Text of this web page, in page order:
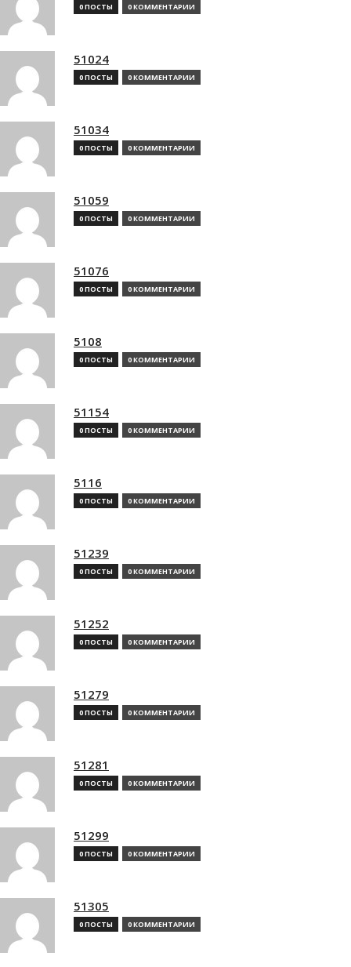
0 ПОСТЫ 0 КОММЕНТАРИИ
51024
0 ПОСТЫ 0 КОММЕНТАРИИ
51034
0 ПОСТЫ 0 КОММЕНТАРИИ
51059
0 ПОСТЫ 0 КОММЕНТАРИИ
51076
0 ПОСТЫ 0 КОММЕНТАРИИ
5108
0 ПОСТЫ 0 КОММЕНТАРИИ
51154
0 ПОСТЫ 0 КОММЕНТАРИИ
5116
0 ПОСТЫ 0 КОММЕНТАРИИ
51239
0 ПОСТЫ 0 КОММЕНТАРИИ
51252
0 ПОСТЫ 0 КОММЕНТАРИИ
51279
0 ПОСТЫ 0 КОММЕНТАРИИ
51281
0 ПОСТЫ 0 КОММЕНТАРИИ
51299
0 ПОСТЫ 0 КОММЕНТАРИИ
51305
0 ПОСТЫ 0 КОММЕНТАРИИ